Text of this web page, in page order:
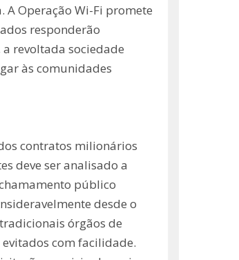
A Operação Wi-Fi promete
responderão
revoltada sociedade
às comunidades
contratos milionários
deve ser analisado a
público
desde o
órgãos de
com facilidade.